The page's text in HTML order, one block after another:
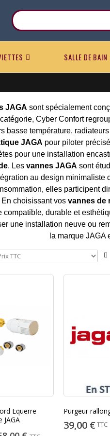
SALLE DE BAIN
JAGA sont spécialement
Cyber Confort
basse température,
JAGA pour piloter
pour une installation
. Les vannes JAGA sont
au design minimaliste
elles participent
En choisissant vos vannes de
compatible, durable et
une installation neuve ou
la marque JAGA
Equerre
JAGA
39,00 €TTC